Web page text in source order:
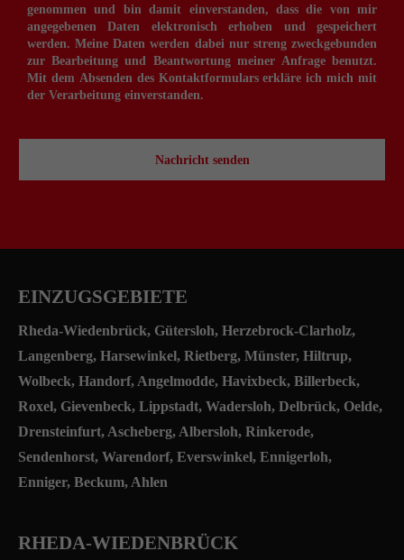
genommen und bin damit einverstanden, dass die von mir
angegebenen Daten elektronisch erhoben und gespeichert
werden. Meine Daten werden dabei nur streng zweckgebunden
zur Bearbeitung und Beantwortung meiner Anfrage benutzt.
Mit dem Absenden des Kontaktformulars erkläre ich mich mit
der Verarbeitung einverstanden.
Nachricht senden
EINZUGSGEBIETE
Rheda-Wiedenbrück, Gütersloh, Herzebrock-Clarholz,
Langenberg, Harsewinkel, Rietberg, Münster, Hiltrup,
Wolbeck, Handorf, Angelmodde, Havixbeck, Billerbeck,
Roxel, Gievenbeck, Lippstadt, Wadersloh, Delbrück, Oelde,
Drensteinfurt, Ascheberg, Albersloh, Rinkerode,
Sendenhorst, Warendorf, Everswinkel, Ennigerloh,
Enniger, Beckum, Ahlen
RHEDA-WIEDENBRÜCK